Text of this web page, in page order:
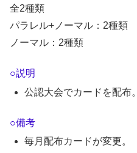
全2種類
パラレル+ノーマル：2種類
ノーマル：2種類
○説明
公認大会でカードを配布。
○備考
毎月配布カードが変更。